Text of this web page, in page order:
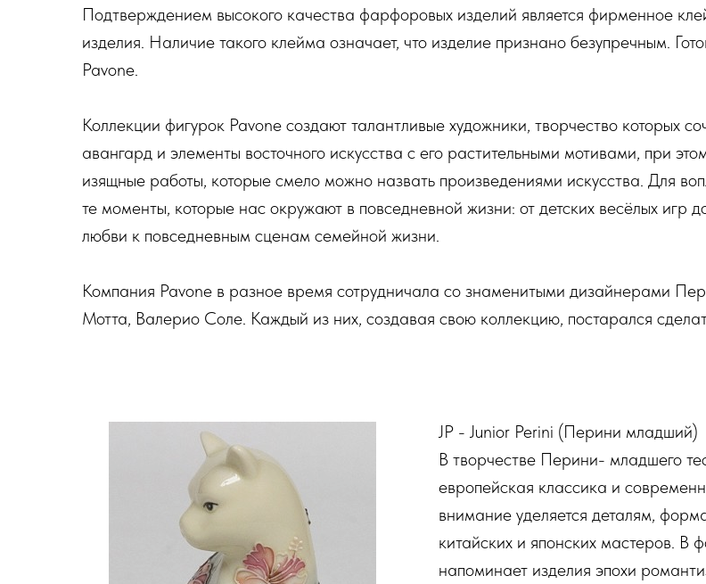
Подтверждением высокого качества фарфоровых изделий является фирменное
изделия. Наличие такого клейма означает, что изделие признано безупречным.
Pavone.
Коллекции фигурок Pavone создают талантливые художники, творчество которых
авангард и элементы восточного искусства с его растительными мотивами, при
изящные работы, которые смело можно назвать произведениями искусства. Для
те моменты, которые нас окружают в повседневной жизни: от детских весёлых игр
любви к повседневным сценам семейной жизни.
Компания Pavone в разное время сотрудничала со знаменитыми дизайнерами
Мотта, Валерио Соле. Каждый из них, создавая свою коллекцию, постарался
JP - Junior Perini (Перини младший)
В творчестве Перини- младшего
европейская классика и
внимание уделяется деталям,
китайских и японских мастеров. В
напоминает изделия эпохи